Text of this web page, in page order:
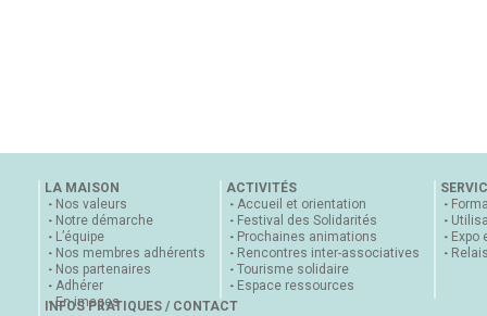
LA MAISON
Nos valeurs
Notre démarche
L’équipe
Nos membres adhérents
Nos partenaires
Adhérer
En images
ACTIVITÉS
Accueil et orientation
Festival des Solidarités
Prochaines animations
Rencontres inter-associatives
Tourisme solidaire
Espace ressources
Expo
INFOS PRATIQUES / CONTACT